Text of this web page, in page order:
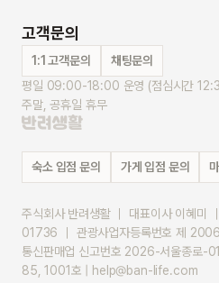
고객문의
1:1 고객문의
채팅문의
평일 09:00-18:00 운영 (점심시간
주말, 공휴일 휴무
숙소 입점 문의 가게 입점 문의
주식회사 반려생활 ｜ 대표이사 이혜
01736 ｜ 관광사업자등록번호 제
통신판매업 신고번호 2026-서울종로-
85, 1001호 | help@ban-life.com